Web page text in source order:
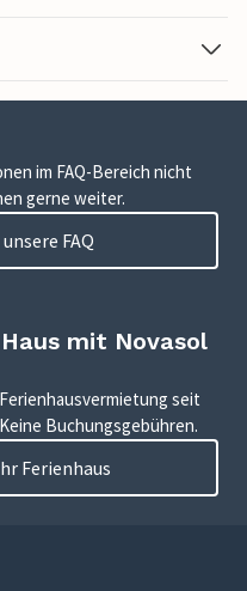
im FAQ-Bereich nicht
gerne weiter.
FAQ
mit Novasol
seit
Buchungsgebühren.
Ferienhaus